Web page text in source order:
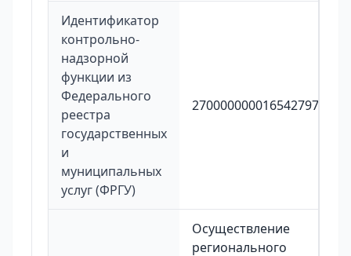
Идентификатор
контрольно-
надзорной
функции из
Федерального
реестра
государственных
и
муниципальных
услуг (ФРГУ)
2700000000165427973
Осуществление
регионального